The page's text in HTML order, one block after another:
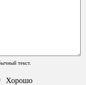
текст.
Хорошо